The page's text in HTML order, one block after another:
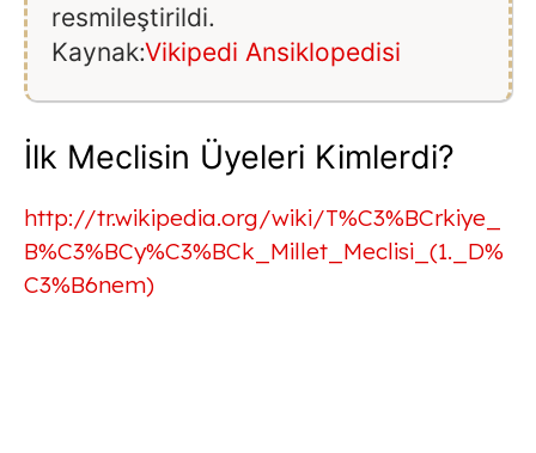
resmileştirildi.
Kaynak:Vikipedi Ansiklopedisi
İlk Meclisin Üyeleri Kimlerdi?
http://tr.wikipedia.org/wiki/T%C3%BCrkiye_
B%C3%BCy%C3%BCk_Millet_Meclisi_(1._D%
C3%B6nem)